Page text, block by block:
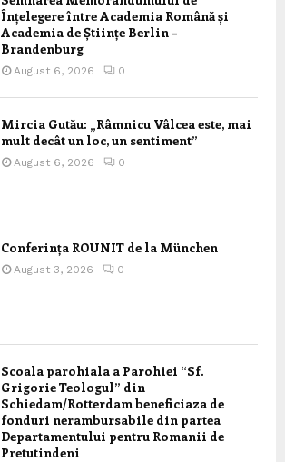
Înțelegere între Academia Română și
Academia de Științe Berlin –
Brandenburg
August 6, 2026 0
Mircia Gutău: „Râmnicu Vâlcea este, mai
mult decât un loc, un sentiment”
August 6, 2026 0
Conferința ROUNIT de la München
August 3, 2026 0
Scoala parohiala a Parohiei “Sf.
Grigorie Teologul” din
Schiedam/Rotterdam beneficiaza de
fonduri nerambursabile din partea
Departamentului pentru Romanii de
Pretutindeni